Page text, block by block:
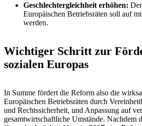
Geschlechtergleichheit erhöhen:
Europäischen Betriebsräten soll auf
werden.
Wichtiger Schritt zur
sozialen Europas
In Summe fördert die Reform also die
Europäischen Betriebsräten durch
und Rechtssicherheit, und Anpassung auf
gesamtwirtschaftliche Umstände. Nachdem